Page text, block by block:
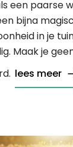
een paarse
bijna
in je
Maak je
lees meer